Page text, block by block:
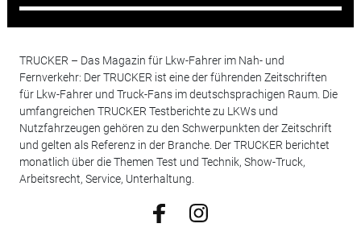
TRUCKER – Das Magazin für Lkw-Fahrer im Nah- und
Fernverkehr: Der TRUCKER ist eine der führenden Zeitschriften
für Lkw-Fahrer und Truck-Fans im deutschsprachigen Raum. Die
umfangreichen TRUCKER Testberichte zu LKWs und
Nutzfahrzeugen gehören zu den Schwerpunkten der Zeitschrift
und gelten als Referenz in der Branche. Der TRUCKER berichtet
monatlich über die Themen Test und Technik, Show-Truck,
Arbeitsrecht, Service, Unterhaltung.